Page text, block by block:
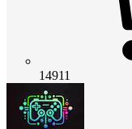
14911